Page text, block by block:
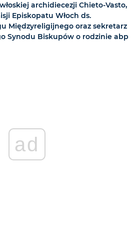
archidiecezji Chieto-Vasto,
Episkopatu Włoch ds.
Międzyreligijnego oraz sekretarz
Synodu Biskupów o rodzinie abp
ad